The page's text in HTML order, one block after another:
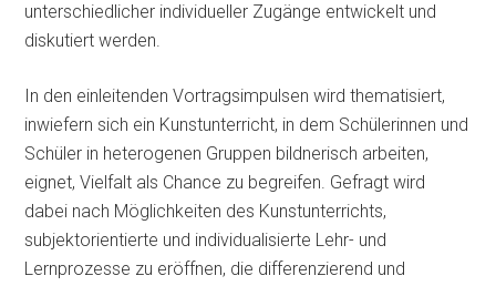
unterschiedlicher individueller Zugänge entwickelt und
diskutiert werden.
In den einleitenden Vortragsimpulsen wird thematisiert,
inwiefern sich ein Kunstunterricht, in dem Schülerinnen und
Schüler in heterogenen Gruppen bildnerisch arbeiten,
eignet, Vielfalt als Chance zu begreifen. Gefragt wird
dabei nach Möglichkeiten des Kunstunterrichts,
subjektorientierte und individualisierte Lehr- und
Lernprozesse zu eröffnen, die differenzierend und